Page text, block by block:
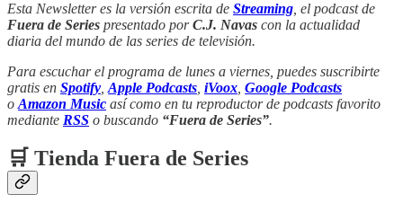
Esta Newsletter es la versión escrita de Streaming, el podcast de
Fuera de Series presentado porC.J. Navas con la actualidad
diaria del mundo de las series de televisión.
Para escuchar el programa de lunes a viernes, puedes suscribirte
gratis en Spotify,Apple Podcasts, iVoox, Google Podcasts
oAmazon Music así como en tu reproductor de podcasts favorito
mediante RSS o buscando “Fuera de Series”.
🛒 Tienda Fuera de Series